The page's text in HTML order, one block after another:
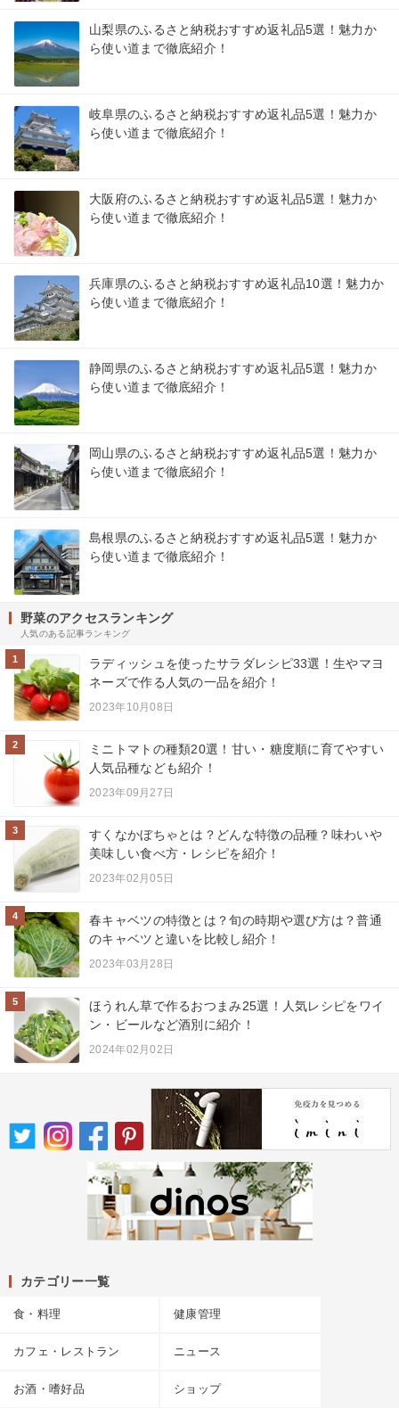
山梨県のふるさと納税おすすめ返礼品5選！魅力か
ら使い道まで徹底紹介！
岐阜県のふるさと納税おすすめ返礼品5選！魅力か
ら使い道まで徹底紹介！
大阪府のふるさと納税おすすめ返礼品5選！魅力か
ら使い道まで徹底紹介！
兵庫県のふるさと納税おすすめ返礼品10選！魅力か
ら使い道まで徹底紹介！
静岡県のふるさと納税おすすめ返礼品5選！魅力か
ら使い道まで徹底紹介！
岡山県のふるさと納税おすすめ返礼品5選！魅力か
ら使い道まで徹底紹介！
島根県のふるさと納税おすすめ返礼品5選！魅力か
ら使い道まで徹底紹介！
野菜のアクセスランキング
人気のある記事ランキング
1
ラディッシュを使ったサラダレシピ33選！生やマヨ
ネーズで作る人気の一品を紹介！
2023年10月08日
2
ミニトマトの種類20選！甘い・糖度順に育てやすい
人気品種なども紹介！
2023年09月27日
3
すくなかぼちゃとは？どんな特徴の品種？味わいや
美味しい食べ方・レシピを紹介！
2023年02月05日
4
春キャベツの特徴とは？旬の時期や選び方は？普通
のキャベツと違いを比較し紹介！
2023年03月28日
5
ほうれん草で作るおつまみ25選！人気レシピをワイ
ン・ビールなど酒別に紹介！
2024年02月02日
カテゴリー一覧
食・料理 健康管理
カフェ・レストラン ニュース
お酒・嗜好品 ショップ